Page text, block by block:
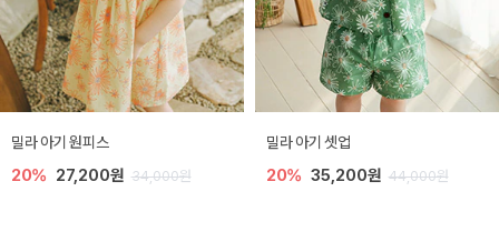
밀라 아기 원피스
20% 27,200원 34,000원
밀라 아기 셋업
20% 35,200원 44,000원